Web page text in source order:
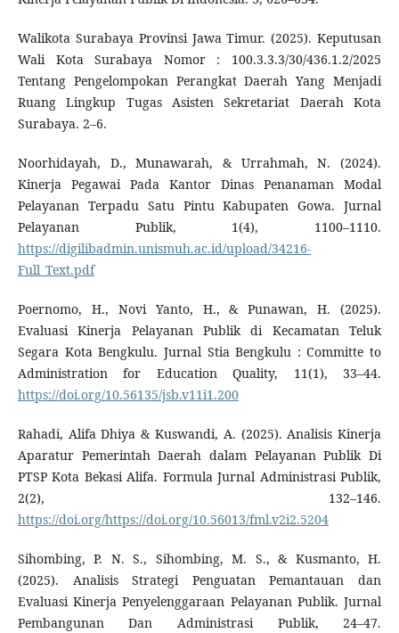
Walikota Surabaya Provinsi Jawa Timur. (2025). Keputusan
Wali Kota Surabaya Nomor : 100.3.3.3/30/436.1.2/2025
Tentang Pengelompokan Perangkat Daerah Yang Menjadi
Ruang Lingkup Tugas Asisten Sekretariat Daerah Kota
Surabaya. 2–6.
Noorhidayah, D., Munawarah, & Urrahmah, N. (2024).
Kinerja Pegawai Pada Kantor Dinas Penanaman Modal
Pelayanan Terpadu Satu Pintu Kabupaten Gowa. Jurnal
Pelayanan Publik, 1(4), 1100–1110.
https://digilibadmin.unismuh.ac.id/upload/34216-
Full_Text.pdf
Poernomo, H., Novi Yanto, H., & Punawan, H. (2025).
Evaluasi Kinerja Pelayanan Publik di Kecamatan Teluk
Segara Kota Bengkulu. Jurnal Stia Bengkulu : Committe to
Administration for Education Quality, 11(1), 33–44.
https://doi.org/10.56135/jsb.v11i1.200
Rahadi, Alifa Dhiya & Kuswandi, A. (2025). Analisis Kinerja
Aparatur Pemerintah Daerah dalam Pelayanan Publik Di
PTSP Kota Bekasi Alifa. Formula Jurnal Administrasi Publik,
2(2), 132–146.
https://doi.org/https://doi.org/10.56013/fml.v2i2.5204
Sihombing, P. N. S., Sihombing, M. S., & Kusmanto, H.
(2025). Analisis Strategi Penguatan Pemantauan dan
Evaluasi Kinerja Penyelenggaraan Pelayanan Publik. Jurnal
Pembangunan Dan Administrasi Publik, 24–47.